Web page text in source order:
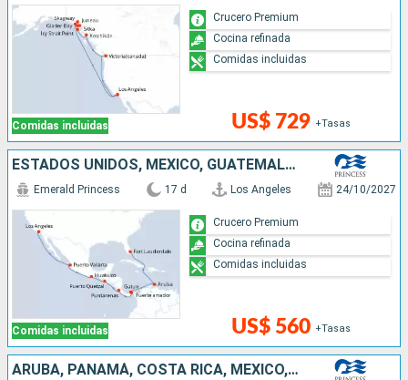
Comidas incluidas US$ 729 +Tasas
Crucero Premium
Cocina refinada
Comidas incluidas
ESTADOS UNIDOS, MÉXICO, GUATEMALA, COSTA RICA, PANAMÁ, ARUBA
Comidas incluidas
Emerald Princess 17 d Los Angeles 24/10/2027
US$ 560 +Tasas
Crucero Premium
Cocina refinada
Comidas incluidas
ARUBA, PANAMÁ, COSTA RICA, MÉXICO, ESTADOS UNIDOS